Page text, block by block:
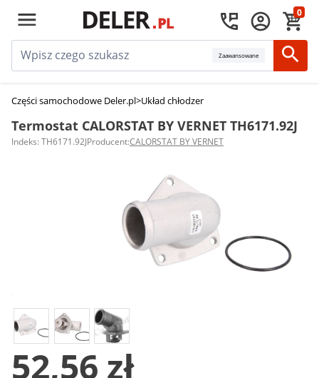
0
Zaawansowane
Części samochodowe Deler.pl>Układ chłodzenia silnika
Termostat CALORSTAT BY VERNET TH6171.92J
Indeks: TH6171.92JProducent:CALORSTAT BY VERNET
52,56 zł